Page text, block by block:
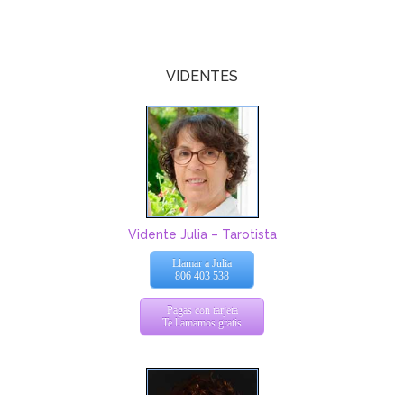
VIDENTES
Vidente Julia – Tarotista
Llamar a Julia
806 403 538
Pagas con tarjeta
Te llamamos gratis